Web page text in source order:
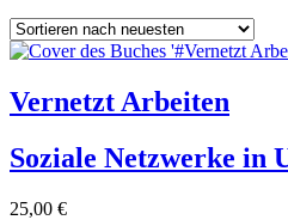
Vernetzt Arbeiten
Soziale Netzwerke in
25,00 €